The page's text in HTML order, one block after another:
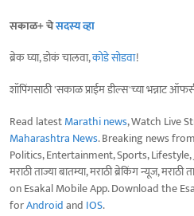
सकाळ+ चेसदस्य व्हा
ब्रेक घ्या, डोकं चालवा,कोडे सोडवा!
शॉपिंगसाठी 'सकाळ प्राईम डील्स'च्या भन्नाट
Read latestMarathi news, Watch Live
Maharashtra News. Breaking news
Politics, Entertainment, Sports,
मराठी ताज्या बातम्या, मराठी ब्रेकिंग न्यूज,
on Esakal Mobile App. Download the
forAndroidand IOS.